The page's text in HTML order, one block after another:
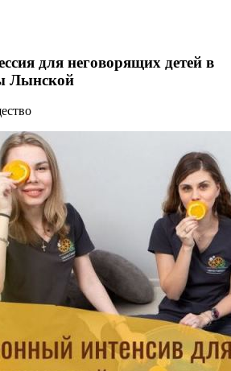
для неговорящих детей в
Лынской